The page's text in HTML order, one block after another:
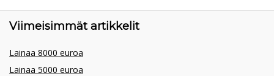
Viimeisimmät artikkelit
Lainaa 8000 euroa
Lainaa 5000 euroa